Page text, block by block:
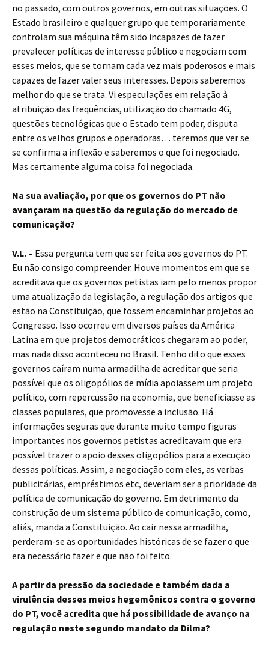
no passado, com outros governos, em outras situações. O
Estado brasileiro e qualquer grupo que temporariamente
controlam sua máquina têm sido incapazes de fazer
prevalecer políticas de interesse público e negociam com
esses meios, que se tornam cada vez mais poderosos e mais
capazes de fazer valer seus interesses. Depois saberemos
melhor do que se trata. Vi especulações em relação à
atribuição das frequências, utilização do chamado 4G,
questões tecnológicas que o Estado tem poder, disputa
entre os velhos grupos e operadoras… teremos que ver se
se confirma a inflexão e saberemos o que foi negociado.
Mas certamente alguma coisa foi negociada.
Na sua avaliação, por que os governos do PT não
avançaram na questão da regulação do mercado de
comunicação?
V.L. – Essa pergunta tem que ser feita aos governos do PT.
Eu não consigo compreender. Houve momentos em que se
acreditava que os governos petistas iam pelo menos propor
uma atualização da legislação, a regulação dos artigos que
estão na Constituição, que fossem encaminhar projetos ao
Congresso. Isso ocorreu em diversos países da América
Latina em que projetos democráticos chegaram ao poder,
mas nada disso aconteceu no Brasil. Tenho dito que esses
governos caíram numa armadilha de acreditar que seria
possível que os oligopólios de mídia apoiassem um projeto
político, com repercussão na economia, que beneficiasse as
classes populares, que promovesse a inclusão. Há
informações seguras que durante muito tempo figuras
importantes nos governos petistas acreditavam que era
possível trazer o apoio desses oligopólios para a execução
dessas políticas. Assim, a negociação com eles, as verbas
publicitárias, empréstimos etc, deveriam ser a prioridade da
política de comunicação do governo. Em detrimento da
construção de um sistema público de comunicação, como,
aliás, manda a Constituição. Ao cair nessa armadilha,
perderam-se as oportunidades históricas de se fazer o que
era necessário fazer e que não foi feito.
A partir da pressão da sociedade e também dada a
virulência desses meios hegemônicos contra o governo
do PT, você acredita que há possibilidade de avanço na
regulação neste segundo mandato da Dilma?